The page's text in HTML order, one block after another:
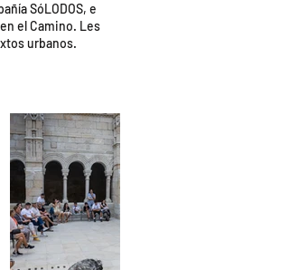
SóLODOS, e
el Camino. Les
urbanos.